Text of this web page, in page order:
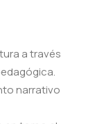
a través
narrativo